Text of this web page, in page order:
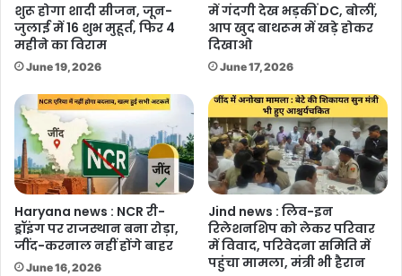
शुरू होगा शादी सीजन, जून-
जुलाई में 16 शुभ मुहूर्त, फिर 4
महीने का विराम
June 19, 2026
में गंदगी देख भड़कीं DC, बोलीं,
आप खुद बाथरूम में खड़े होकर
दिखाओ
June 17, 2026
Haryana news : NCR री-
ड्रॉइंग पर राजस्थान बना रोड़ा,
जींद-करनाल नहीं होंगे बाहर
June 16, 2026
Jind news : लिव-इन
रिलेशनशिप को लेकर परिवार
में विवाद, परिवेदना समिति में
पहुंचा मामला, मंत्री भी हैरान